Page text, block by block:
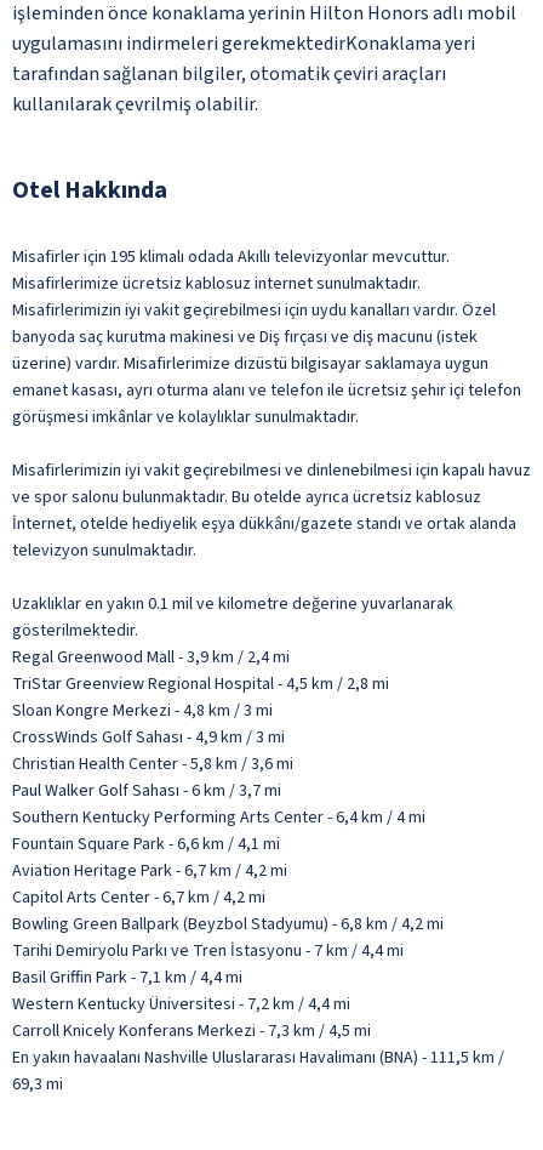
işleminden önce konaklama yerinin Hilton Honors adlı mobil
uygulamasını indirmeleri gerekmektedirKonaklama yeri
tarafından sağlanan bilgiler, otomatik çeviri araçları
kullanılarak çevrilmiş olabilir.
Otel Hakkında
Misafirler için 195 klimalı odada Akıllı televizyonlar mevcuttur.
Misafirlerimize ücretsiz kablosuz internet sunulmaktadır.
Misafirlerimizin iyi vakit geçirebilmesi için uydu kanalları vardır. Özel
banyoda saç kurutma makinesi ve Diş fırçası ve diş macunu (istek
üzerine) vardır. Misafirlerimize dizüstü bilgisayar saklamaya uygun
emanet kasası, ayrı oturma alanı ve telefon ile ücretsiz şehir içi telefon
görüşmesi imkânlar ve kolaylıklar sunulmaktadır.
Misafirlerimizin iyi vakit geçirebilmesi ve dinlenebilmesi için kapalı havuz
ve spor salonu bulunmaktadır. Bu otelde ayrıca ücretsiz kablosuz
İnternet, otelde hediyelik eşya dükkânı/gazete standı ve ortak alanda
televizyon sunulmaktadır.
Uzaklıklar en yakın 0.1 mil ve kilometre değerine yuvarlanarak
gösterilmektedir.
Regal Greenwood Mall - 3,9 km / 2,4 mi
TriStar Greenview Regional Hospital - 4,5 km / 2,8 mi
Sloan Kongre Merkezi - 4,8 km / 3 mi
CrossWinds Golf Sahası - 4,9 km / 3 mi
Christian Health Center - 5,8 km / 3,6 mi
Paul Walker Golf Sahası - 6 km / 3,7 mi
Southern Kentucky Performing Arts Center - 6,4 km / 4 mi
Fountain Square Park - 6,6 km / 4,1 mi
Aviation Heritage Park - 6,7 km / 4,2 mi
Capitol Arts Center - 6,7 km / 4,2 mi
Bowling Green Ballpark (Beyzbol Stadyumu) - 6,8 km / 4,2 mi
Tarihi Demiryolu Parkı ve Tren İstasyonu - 7 km / 4,4 mi
Basil Griffin Park - 7,1 km / 4,4 mi
Western Kentucky Üniversitesi - 7,2 km / 4,4 mi
Carroll Knicely Konferans Merkezi - 7,3 km / 4,5 mi
En yakın havaalanı Nashville Uluslararası Havalimanı (BNA) - 111,5 km /
69,3 mi